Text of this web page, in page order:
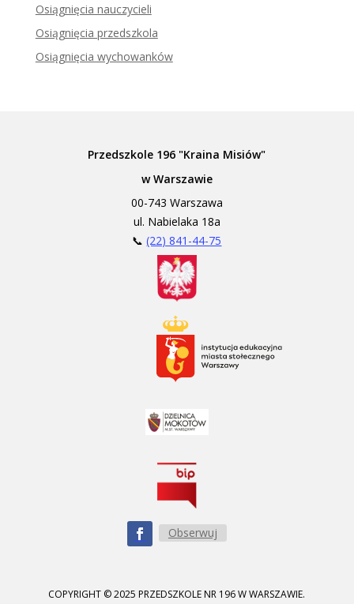
Osiągnięcia nauczycieli
Osiągnięcia przedszkola
Osiągnięcia wychowanków
Przedszkole 196 "Kraina Misiów"
w Warszawie
00-743 Warszawa
ul. Nabielaka 18a
📞(22) 841-44-75
Obserwuj
COPYRIGHT © 2025 PRZEDSZKOLE NR 196 W WARSZAWIE.